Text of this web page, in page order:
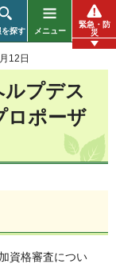
を探す メニュー
緊急・防
災
12日
ルプデス
ロポーザ
資格審査につい